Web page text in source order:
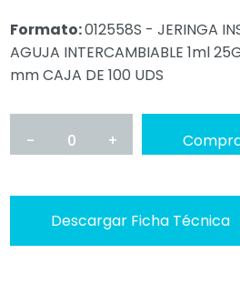
Formato:012558S - JERINGA
AGUJA INTERCAMBIABLE 1ml
mm CAJA DE 100 UDS
- 0 +
Descargar Ficha Técnica